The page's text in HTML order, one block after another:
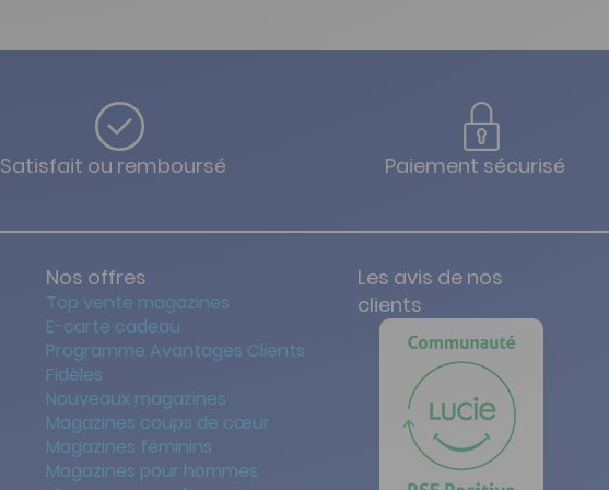
Satisfait ou remboursé Paiement sécurisé
Nos offres
Top vente magazines
E-carte cadeau
Programme Avantages Clients
Fidèles
Nouveaux magazines
Magazines coups de cœur
Magazines féminins
Magazines pour hommes
Les avis de nos
clients